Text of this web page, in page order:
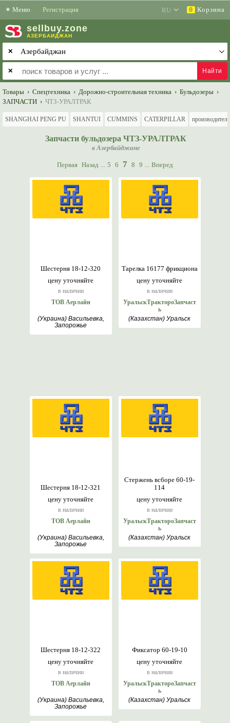
✶ Меню Регистрация 0 Корзина
sell buy.zone
АЗЕРБАЙДЖАН
✕
✕
Товары › Спецтехника › Дорожно-строительная техника › Бульдозеры ›
ЗАПЧАСТИ › ЧТЗ-УРАЛТРАК
SHANGHAI PENG PU SHANTUI CUMMINS CATERPILLAR производителя
Запчасти бульдозера ЧТЗ-УРАЛТРАК
в Азербайджане
Первая Назад ... 5 6 7 8 9 ... Вперед
цену уточняйте
в наличии
Шестерня 18-12-320
ТОВ Аерлайн
(Украина) Васильевка,
Запорожье
цену уточняйте
в наличии
Тарелка 16177 фрикциона
УральскТрактороЗапчаст
ь
(Казахстан) Уральск
цену уточняйте
в наличии
Шестерня 18-12-321
ТОВ Аерлайн
(Украина) Васильевка,
Запорожье
цену уточняйте
в наличии
Стержень всборе 60-19-
114
УральскТрактороЗапчаст
ь
(Казахстан) Уральск
цену уточняйте
в наличии
Шестерня 18-12-322
ТОВ Аерлайн
(Украина) Васильевка,
Запорожье
цену уточняйте
в наличии
Фиксатор 60-19-10
УральскТрактороЗапчаст
ь
(Казахстан) Уральск